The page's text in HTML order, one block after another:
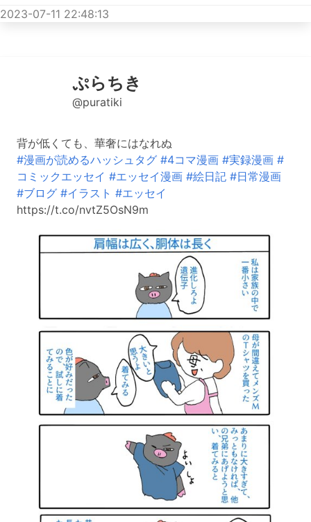
2023-07-11 22:48:13
ぷらちき
@puratiki
背が低くても、華奢にはなれぬ
#漫画が読めるハッシュタグ #4コマ漫画 #実録漫画 #
コミックエッセイ #エッセイ漫画 #絵日記 #日常漫画
#ブログ #イラスト #エッセイ
https://t.co/nvtZ5OsN9m